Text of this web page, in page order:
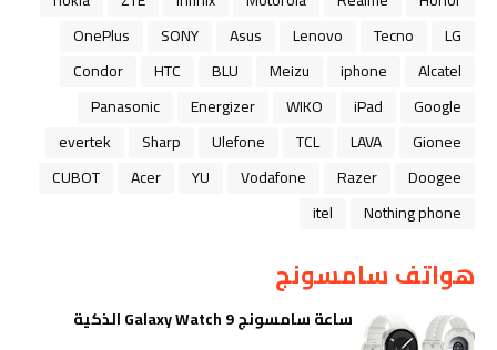
LG
Tecno
Lenovo
Asus
SONY
OnePlus
Alcatel
iphone
Meizu
BLU
HTC
Condor
Google
iPad
WIKO
Energizer
Panasonic
Gionee
LAVA
TCL
Ulefone
Sharp
evertek
Doogee
Razer
Vodafone
YU
Acer
CUBOT
Nothing phone
itel
هواتف سامسونج
ساعة سامسونج Galaxy Watch 9 الذكية